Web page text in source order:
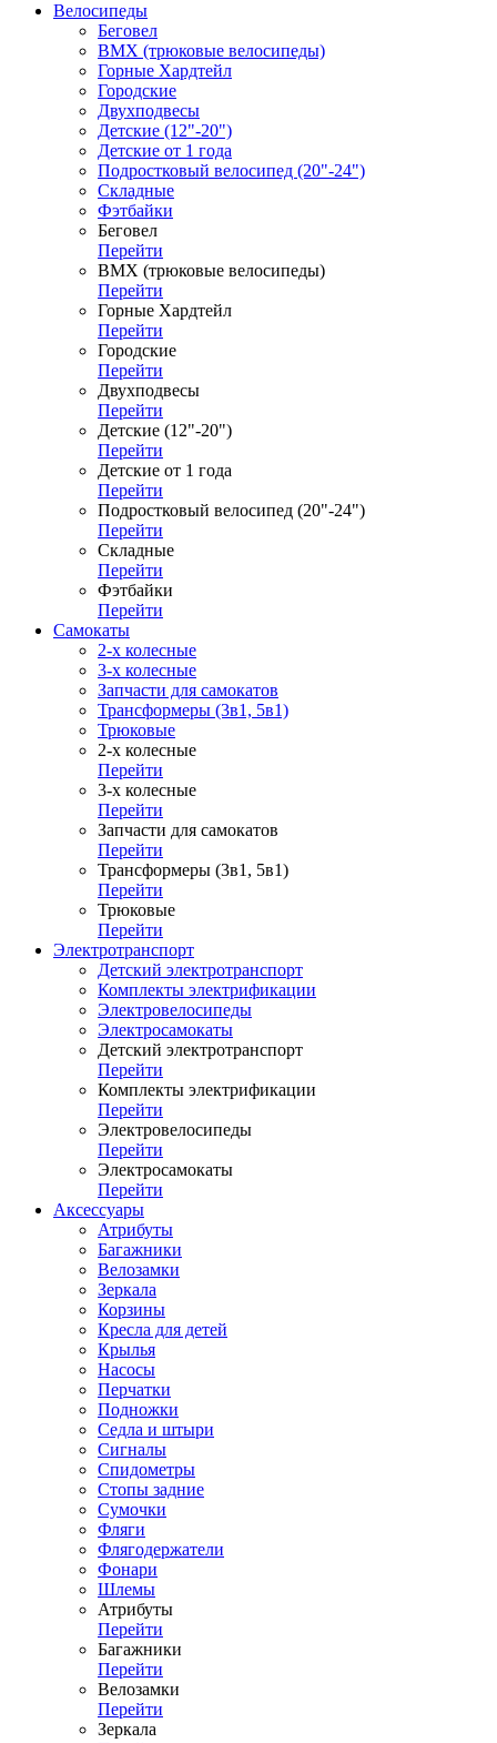
Велосипеды
Беговел
ВМХ (трюковые велосипеды)
Горные Хардтейл
Городские
Двухподвесы
Детские (12"-20")
Детские от 1 года
Подростковый велосипед (20"-24")
Складные
Фэтбайки
Беговел
Перейти
ВМХ (трюковые велосипеды)
Перейти
Горные Хардтейл
Перейти
Городские
Перейти
Двухподвесы
Перейти
Детские (12"-20")
Перейти
Детские от 1 года
Перейти
Подростковый велосипед (20"-24")
Перейти
Складные
Перейти
Фэтбайки
Перейти
Самокаты
2-х колесные
3-х колесные
Запчасти для самокатов
Трансформеры (3в1, 5в1)
Трюковые
2-х колесные
Перейти
3-х колесные
Перейти
Запчасти для самокатов
Перейти
Трансформеры (3в1, 5в1)
Перейти
Трюковые
Перейти
Электротранспорт
Детский электротранспорт
Комплекты электрификации
Электровелосипеды
Электросамокаты
Детский электротранспорт
Перейти
Комплекты электрификации
Перейти
Электровелосипеды
Перейти
Электросамокаты
Перейти
Аксессуары
Атрибуты
Багажники
Велозамки
Зеркала
Корзины
Кресла для детей
Крылья
Насосы
Перчатки
Подножки
Седла и штыри
Сигналы
Спидометры
Стопы задние
Сумочки
Фляги
Флягодержатели
Фонари
Шлемы
Атрибуты
Перейти
Багажники
Перейти
Велозамки
Перейти
Зеркала